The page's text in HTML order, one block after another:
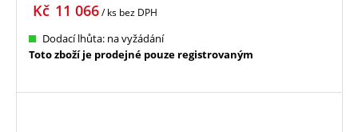
11 066
Kč / ks bez DPH
Dodací lhůta: na vyžádání
Toto zboží je prodejné pouze registrovaným